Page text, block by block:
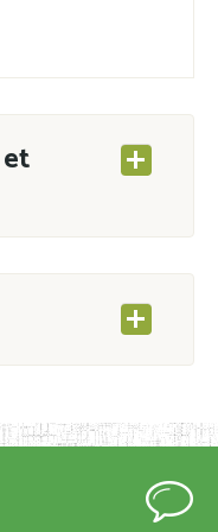
ouverture
au